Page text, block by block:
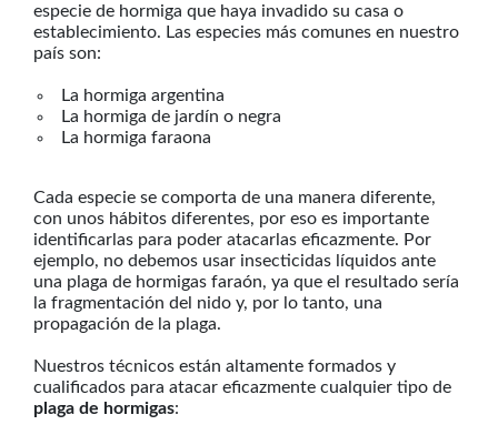
especie de hormiga que haya invadido su casa o
establecimiento. Las especies más comunes en nuestro
país son:
La hormiga argentina
La hormiga de jardín o negra
La hormiga faraona
Cada especie se comporta de una manera diferente,
con unos hábitos diferentes, por eso es importante
identificarlas para poder atacarlas eficazmente. Por
ejemplo, no debemos usar insecticidas líquidos ante
una plaga de hormigas faraón, ya que el resultado sería
la fragmentación del nido y, por lo tanto, una
propagación de la plaga.
Nuestros técnicos están altamente formados y
cualificados para atacar eficazmente cualquier tipo de
plaga de hormigas: